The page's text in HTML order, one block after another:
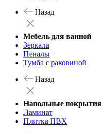
Назад
Мебель для ванной
Зеркала
Пеналы
Тумба с раковиной
Назад
Напольные покрытия
Ламинат
Плитка ПВХ